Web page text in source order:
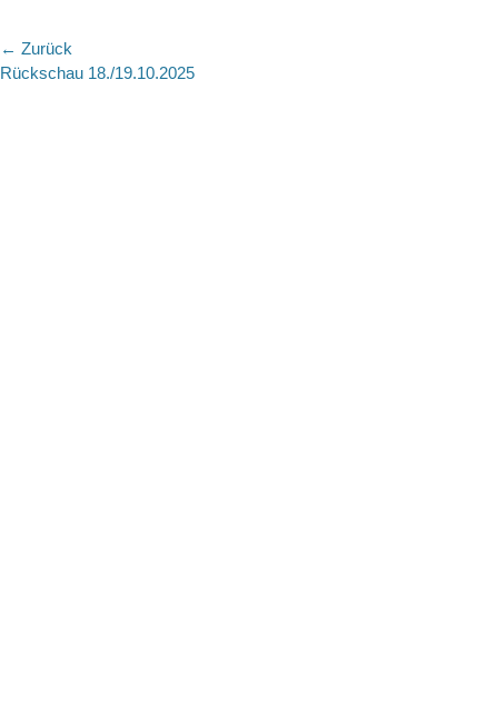
Beitragsnavigation
← Zurück
Vorheriger
Rückschau 18./19.10.2025